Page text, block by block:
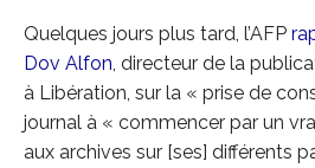
Quelques jours plus tard, l’AFP
Dov Alfon , directeur de la
à Libération, sur la « prise de
journal à « commencer par un
aux archives sur [ses] différents